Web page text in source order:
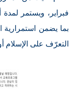
بما يضمن استمرارية
التعرّف على الإسلام